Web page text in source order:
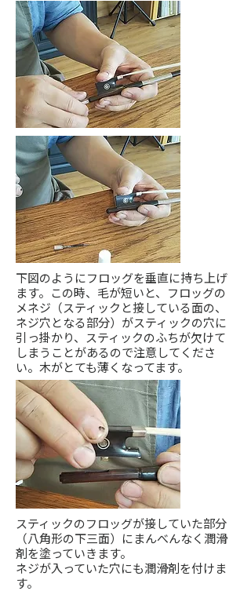
下図のようにフロッグを垂直に持ち上げ
ます。この時、毛が短いと、フロッグの
メネジ（スティックと接している面の、
ネジ穴となる部分）がスティックの穴に
引っ掛かり、スティックのふちが欠けて
しまうことがあるので注意してくださ
い。木がとても薄くなってます。
スティックのフロッグが接していた部分
（八角形の下三面）にまんべんなく潤滑
剤を塗っていきます。
ネジが入っていた穴にも潤滑剤を付けま
す。